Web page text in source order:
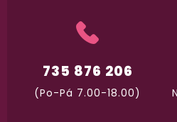
735 876 206
(Po-Pá 7.00-18.00)